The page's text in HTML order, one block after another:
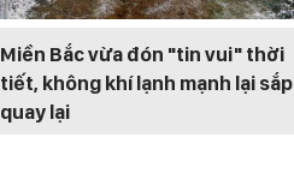
Miền Bắc vừa đón "tin vui" thời
tiết, không khí lạnh mạnh lại sắp
quay lại